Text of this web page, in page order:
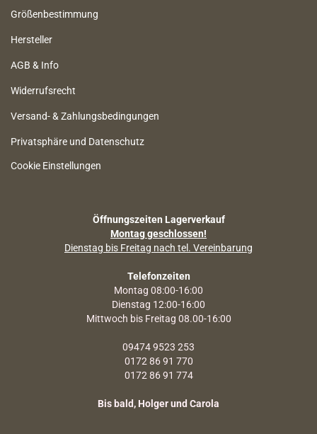
Größenbestimmung
Hersteller
AGB & Info
Widerrufsrecht
Versand- & Zahlungsbedingungen
Privatsphäre und Datenschutz
Cookie Einstellungen
Öffnungszeiten Lagerverkauf
Montag geschlossen!
Dienstag bis Freitag nach tel. Vereinbarung
Telefonzeiten
Montag 08:00-16:00
Dienstag 12:00-16:00
Mittwoch bis Freitag 08.00-16:00
09474 9523 253
0172 86 91 770
0172 86 91 774
Bis bald, Holger und Carola